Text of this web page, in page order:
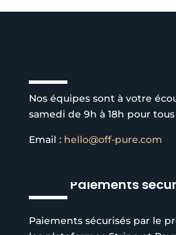
Nos équipes sont à votre
samedi de 9h à 18h pour
Email : hello@off-pure.com
Paiements
Paiements sécurisés par le